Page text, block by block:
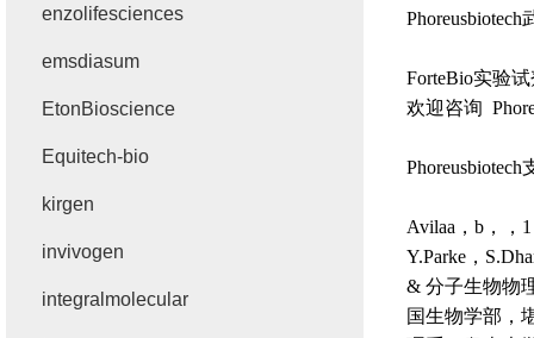
Phoreusbiotech
ForteBio实验
欢迎咨询
Phoreusbiotech
Avilaa ， b ，， 1
Y.Parke ，
& 分子生物物
国生物学部，
enzolifesciences
emsdiasum
EtonBioscience
Equitech-bio
kirgen
invivogen
integralmolecular